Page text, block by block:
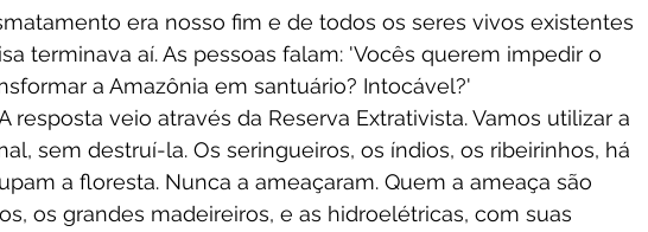
era nosso fim e de todos os seres vivos existentes
terminava aí. As pessoas falam: 'Vocês querem impedir o
a Amazônia em santuário? Intocável?'
resposta veio através da Reserva Extrativista. Vamos utilizar a
sem destruí-la. Os seringueiros, os índios, os ribeirinhos, há
a floresta. Nunca a ameaçaram. Quem a ameaça são
os grandes madeireiros, e as hidroelétricas, com suas